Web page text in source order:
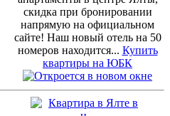
скидка при бронировании
напрямую на официальном
сайте! Наш новый отель на 50
номеров находится... Купить
квартиры на ЮБК